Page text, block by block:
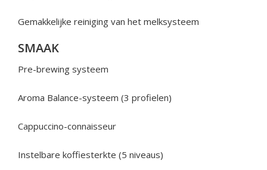
Gemakkelijke reiniging van het melksysteem
SMAAK
Pre-brewing systeem
Aroma Balance-systeem (3 profielen)
Cappuccino-connaisseur
Instelbare koffiesterkte (5 niveaus)